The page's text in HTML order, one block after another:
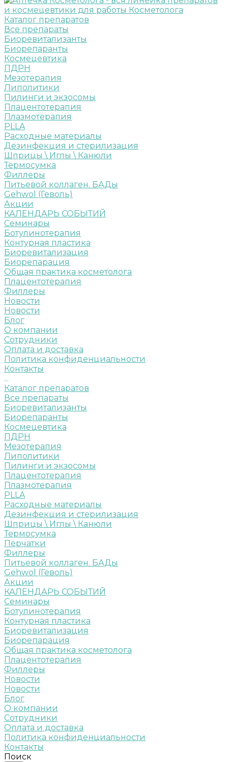
Каталог препаратов
Все препараты
Биоревитализанты
Биорепаранты
Космецевтика
ПДРН
Мезотерапия
Липолитики
Пилинги и экзосомы
Плацентотерапия
Плазмотерапия
PLLA
Расходные материалы
Дезинфекция и стерилизация
Шприцы \ Иглы \ Канюли
Термосумка
Филлеры
Питьевой коллаген. БАДы
Gehwol (Геволь)
Акции
КАЛЕНДАРЬ СОБЫТИЙ
Семинары
Ботулинотерапия
Контурная пластика
Биоревитализация
Биорепарация
Общая практика косметолога
Плацентотерапия
Филлеры
Новости
Новости
Блог
О компании
Сотрудники
Оплата и доставка
Политика конфиденциальности
Контакты
...
Каталог препаратов
Все препараты
Биоревитализанты
Биорепаранты
Космецевтика
ПДРН
Мезотерапия
Липолитики
Пилинги и экзосомы
Плацентотерапия
Плазмотерапия
PLLA
Расходные материалы
Дезинфекция и стерилизация
Шприцы \ Иглы \ Канюли
Термосумка
Перчатки
Филлеры
Питьевой коллаген. БАДы
Gehwol (Геволь)
Акции
КАЛЕНДАРЬ СОБЫТИЙ
Семинары
Ботулинотерапия
Контурная пластика
Биоревитализация
Биорепарация
Общая практика косметолога
Плацентотерапия
Филлеры
Новости
Новости
Блог
О компании
Сотрудники
Оплата и доставка
Политика конфиденциальности
Контакты
Поиск